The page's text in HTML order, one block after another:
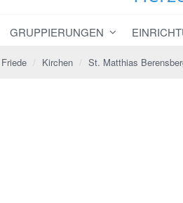
GRUPPIERUNGEN
Kirchen St. Matthias